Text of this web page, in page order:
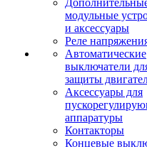
модульные
и аксессуары
Реле
Автоматические
выключатели
защиты
Аксессуары для
аппаратуры
Контакторы
Концевые